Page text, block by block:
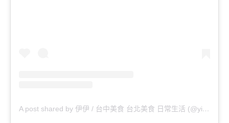
A post shared by 伊伊 / 台中美食 台北美食 日常生活 (@yiyi.esstisch)